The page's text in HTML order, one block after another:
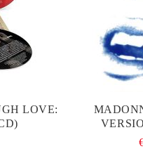
LOVE: